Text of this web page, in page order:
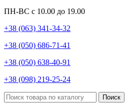
ПН-ВС с 10.00 до 19.00
+38 (063) 341-34-32
+38 (050) 686-71-41
+38 (050) 638-40-91
+38 (098) 219-25-24
Поиск